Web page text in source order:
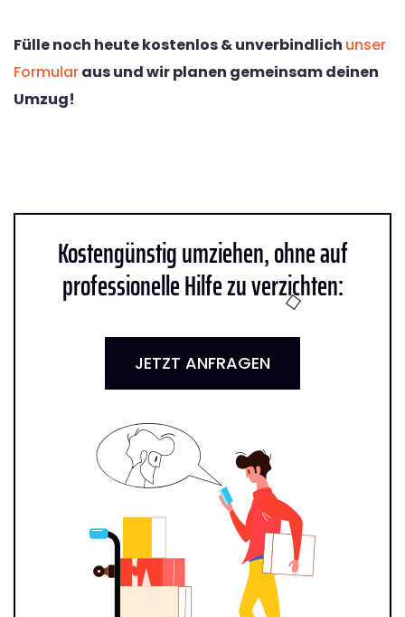
Fülle noch heute kostenlos & unverbindlich unser
Formularaus und wir planen gemeinsam deinen
Umzug!
Kostengünstig umziehen, ohne auf
professionelle Hilfe zu verzichten:
JETZT ANFRAGEN